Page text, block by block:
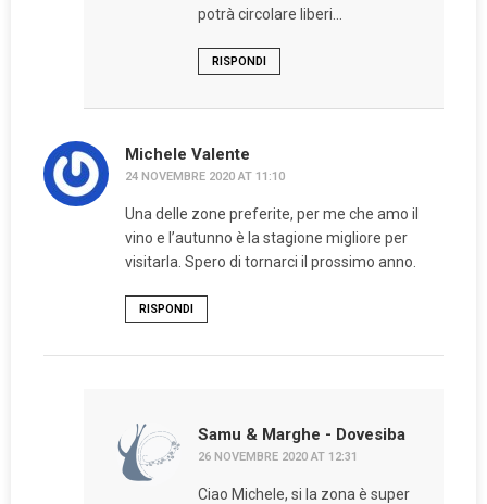
potrà circolare liberi…
RISPONDI
Michele Valente
24 NOVEMBRE 2020 AT 11:10
Una delle zone preferite, per me che amo il
vino e l’autunno è la stagione migliore per
visitarla. Spero di tornarci il prossimo anno.
RISPONDI
Samu & Marghe - Dovesiba
26 NOVEMBRE 2020 AT 12:31
Ciao Michele, si la zona è super